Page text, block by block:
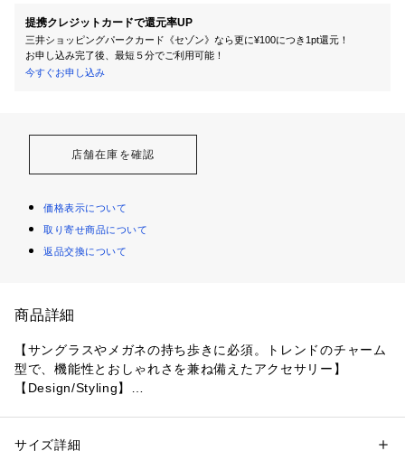
提携クレジットカードで還元率UP
三井ショッピングパークカード《セゾン》なら更に¥100につき1pt還元！
お申し込み完了後、最短５分でご利用可能！
今すぐお申し込み
店舗在庫を確認
価格表示について
取り寄せ商品について
返品交換について
商品詳細
【サングラスやメガネの持ち歩きに必須。トレンドのチャーム
型で、機能性とおしゃれさを兼ね備えたアクセサリー】
【Design/Styling】
付けても、手持ちのバッグなどに付けても、高見えします。
性別：レディース
サイズ詳細